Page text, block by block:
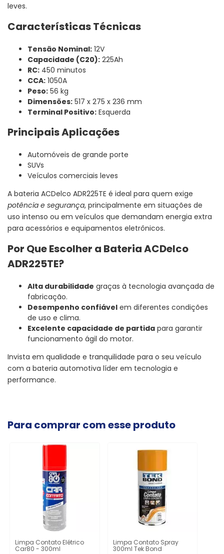
leves.
Características Técnicas
Tensão Nominal: 12V
Capacidade (C20): 225Ah
RC: 450 minutos
CCA: 1050A
Peso: 56 kg
Dimensões: 517 x 275 x 236 mm
Terminal Positivo: Esquerda
Principais Aplicações
Automóveis de grande porte
SUVs
Veículos comerciais leves
A bateria ACDelco ADR225TE é ideal para quem exige
potência e segurança, principalmente em situações de
uso intenso ou em veículos que demandam energia extra
para acessórios e equipamentos eletrônicos.
Por Que Escolher a Bateria ACDelco
ADR225TE?
Alta durabilidade graças à tecnologia avançada de
fabricação.
Desempenho confiável em diferentes condições
de uso e clima.
Excelente capacidade de partida para garantir
funcionamento ágil do motor.
Invista em qualidade e tranquilidade para o seu veículo
com a bateria automotiva líder em tecnologia e
performance.
Para comprar com esse produto
Limpa Contato Elétrico
Car80 - 300ml
Limpa Contato Spray
300ml Tek Bond